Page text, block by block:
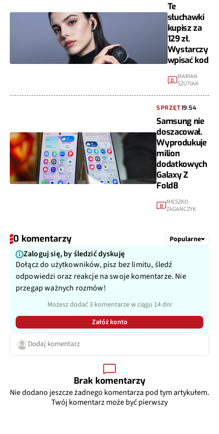
Te
słuchawki
kupisz za
129 zł.
Wystarczy
wpisać kod
0 MARIAN
SZUTIAK
SPRZĘT19:54
Samsung nie
doszacował.
Wyprodukuje
milion
dodatkowych
Galaxy Z
Fold8
0
MIESZKO
ZAGAŃCZYK
0 komentarzy Popularne
Zaloguj się, by śledzić dyskuję
Dołącz do użytkowników, pisz bez limitu, śledź
odpowiedzi oraz reakcje na swoje komentarze. Nie
przegap ważnych rozmów!
Możesz dodać 3 komentarze w ciągu 14 dni
Załóż konto
Dodaj komentarz
Brak komentarzy
Nie dodano jeszcze żadnego komentarza pod tym artykułem.
Twój komentarz może być pierwszy